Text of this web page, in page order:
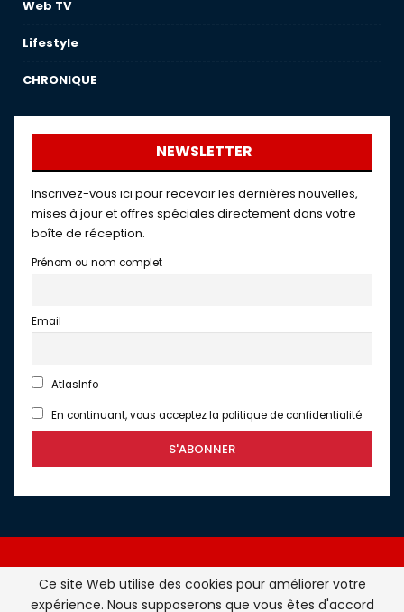
Web TV
Lifestyle
CHRONIQUE
NEWSLETTER
Inscrivez-vous ici pour recevoir les dernières nouvelles,
mises à jour et offres spéciales directement dans votre
boîte de réception.
Prénom ou nom complet
Email
AtlasInfo
En continuant, vous acceptez la politique de confidentialité
Ce site Web utilise des cookies pour améliorer votre
expérience. Nous supposerons que vous êtes d'accord